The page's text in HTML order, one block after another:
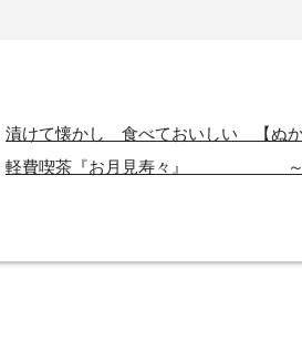
漬けて懐かし 食べておいしい 【ぬ
軽費喫茶『お月見寿々』 ～